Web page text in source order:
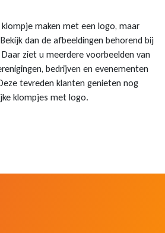
maken met een logo, maar
dan de afbeeldingen behorend bij
ziet u meerdere voorbeelden van
bedrijven en evenementen
tevreden klanten genieten nog
klompjes met logo.